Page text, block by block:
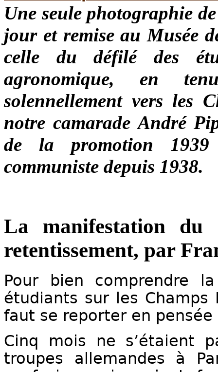
Une seule photographie
jour et remise au Musée
celle du défilé des
agronomique, en
solennellement vers les
notre camarade André
de la promotion
communiste depuis 1938.
La manifestation du
retentissement, par
Pour bien comprendre
étudiants sur les Champs
faut se reporter en
Cinq mois ne s’étaient
troupes allemandes à